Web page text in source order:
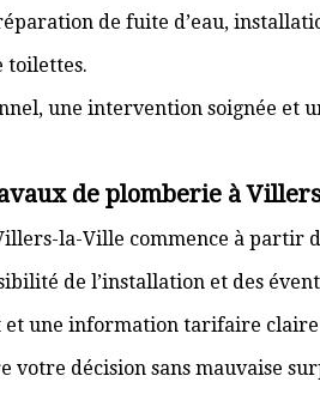
de fuite d’eau,
toilettes.
une intervention soignée et
de plomberie à
la-Ville commence à partir
de l’installation et des
une information tarifaire claire
décision sans mauvaise